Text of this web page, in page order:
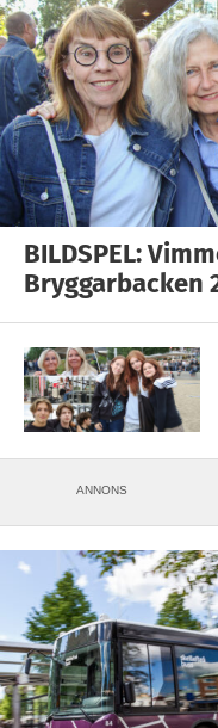
BILDSPEL:
Bryggarbacken
ANNONS